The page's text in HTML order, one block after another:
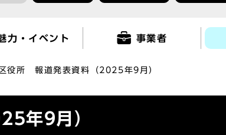
力・イベント 事業者
役所 報道発表資料（2025年9月）
年9月）